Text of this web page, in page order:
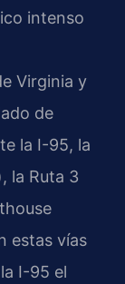
intenso
Virginia y
de
la I-95, la
la Ruta 3
estas vías
I-95 el